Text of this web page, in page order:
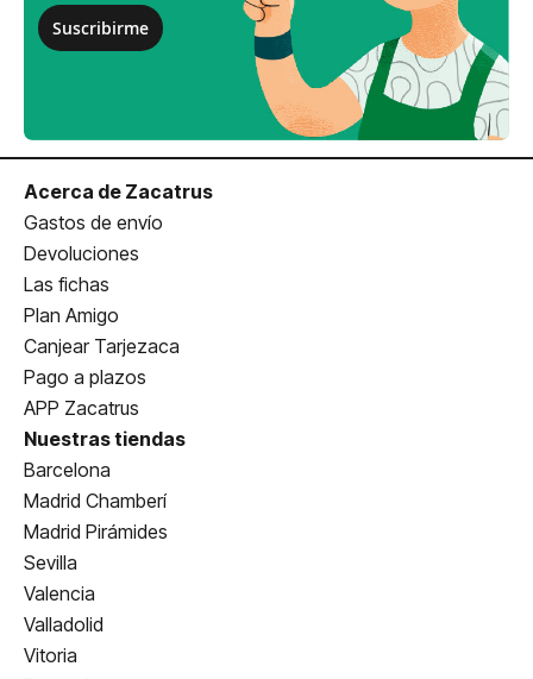
Suscribirme
Acerca de Zacatrus
Gastos de envío
Devoluciones
Las fichas
Plan Amigo
Canjear Tarjezaca
Pago a plazos
APP Zacatrus
Nuestras tiendas
Barcelona
Madrid Chamberí
Madrid Pirámides
Sevilla
Valencia
Valladolid
Vitoria